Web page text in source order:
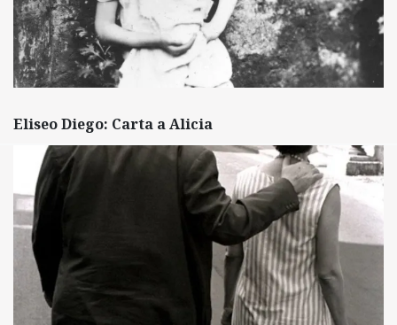
Eliseo Diego: Carta a Alicia